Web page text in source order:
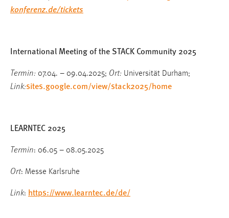
konferenz.de/tickets
International Meeting of the STACK Community 2025
Termin: 07.04. – 09.04.2025; Ort: Universität Durham;
Link:sites.google.com/view/stack2025/home
LEARNTEC 2025
Termin: 06.05 – 08.05.2025
Ort: Messe Karlsruhe
Link: https://www.learntec.de/de/